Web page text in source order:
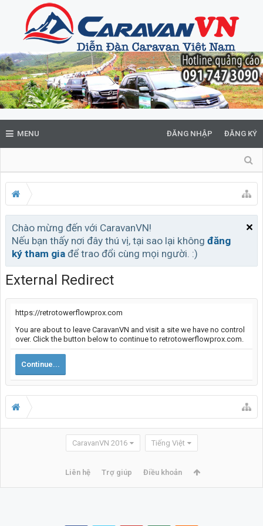
MENU ĐĂNG NHẬP ĐĂNG KÝ
Chào mừng đến với CaravanVN!
Nếu bạn thấy nơi đây thú vị, tại sao lại không đăng
ký tham gia để trao đổi cùng mọi người. :)
External Redirect
https://retrotowerflowprox.com
You are about to leave CaravanVN and visit a site we have no control
over. Click the button below to continue to retrotowerflowprox.com.
Continue...
CaravanVN 2016 Tiếng Việt
Liên hệ Trợ giúp Điều khoản